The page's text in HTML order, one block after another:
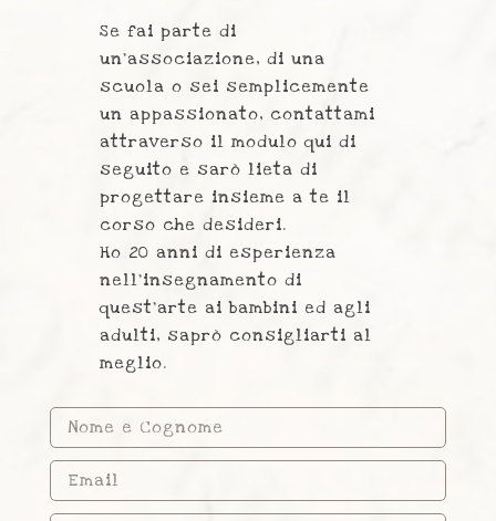
Se fai parte di
un’associazione, di una
scuola o sei semplicemente
un appassionato, contattami
attraverso il modulo qui di
seguito e sarò lieta di
progettare insieme a te il
corso che desideri.
Ho 20 anni di esperienza
nell’insegnamento di
quest'arte ai bambini ed agli
adulti, saprò consigliarti al
meglio.